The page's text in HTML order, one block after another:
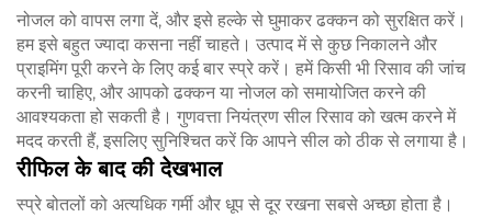
नोजल को वापस लगा दें, और इसे हल्के से घुमाकर ढक्कन को सुरक्षित करें।
हम इसे बहुत ज्यादा कसना नहीं चाहते। उत्पाद में से कुछ निकालने और
प्राइमिंग पूरी करने के लिए कई बार स्प्रे करें। हमें किसी भी रिसाव की जांच
करनी चाहिए, और आपको ढक्कन या नोजल को समायोजित करने की
आवश्यकता हो सकती है। गुणवत्ता नियंत्रण सील रिसाव को खत्म करने में
मदद करती हैं, इसलिए सुनिश्चित करें कि आपने सील को ठीक से लगाया है।
रीफिल के बाद की देखभाल
स्प्रे बोतलों को अत्यधिक गर्मी और धूप से दूर रखना सबसे अच्छा होता है।